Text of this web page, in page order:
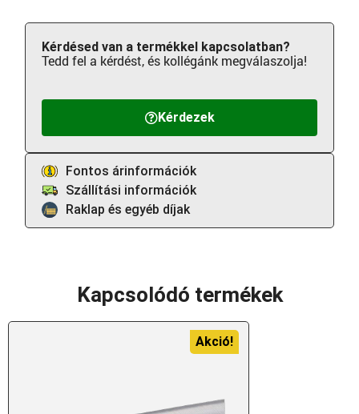
Kérdezek
Kérdésed van a termékkel kapcsolatban?
Tedd fel a kérdést, és kollégánk megválaszolja!
Fontos árinformációk
Szállítási információk
Raklap és egyéb díjak
Kapcsolódó termékek
Akció!